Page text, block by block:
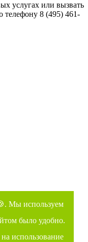
услугах или вызвать
телефону 8 (495) 461-
шоссе, 50
Мы используем
было удобно.
использование